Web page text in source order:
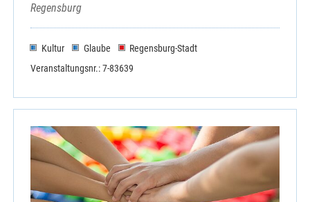
Regensburg
Kultur Glaube
Regensburg-Stadt
Veranstaltungsnr.: 7-83639